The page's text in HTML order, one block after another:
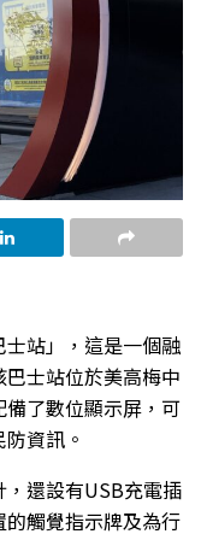
站」，這是一個融
士站位於美高梅中
了數位顯示屏，可
資訊。
還設有USB充電插
觸覺指示牌及為行